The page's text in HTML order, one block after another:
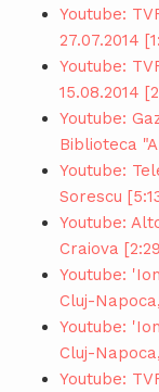
Youtube:
27.07.2014
Youtube:
15.08.2014
Youtube:
Biblioteca
Youtube:
Sorescu
Youtube:
Craiova
Youtube:
Cluj-
Youtube:
Cluj-
Youtube: